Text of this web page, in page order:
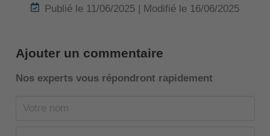
Publié le 11/06/2025 | Modifié le 16/06/2025
Ajouter un commentaire
Nos experts vous répondront rapidement